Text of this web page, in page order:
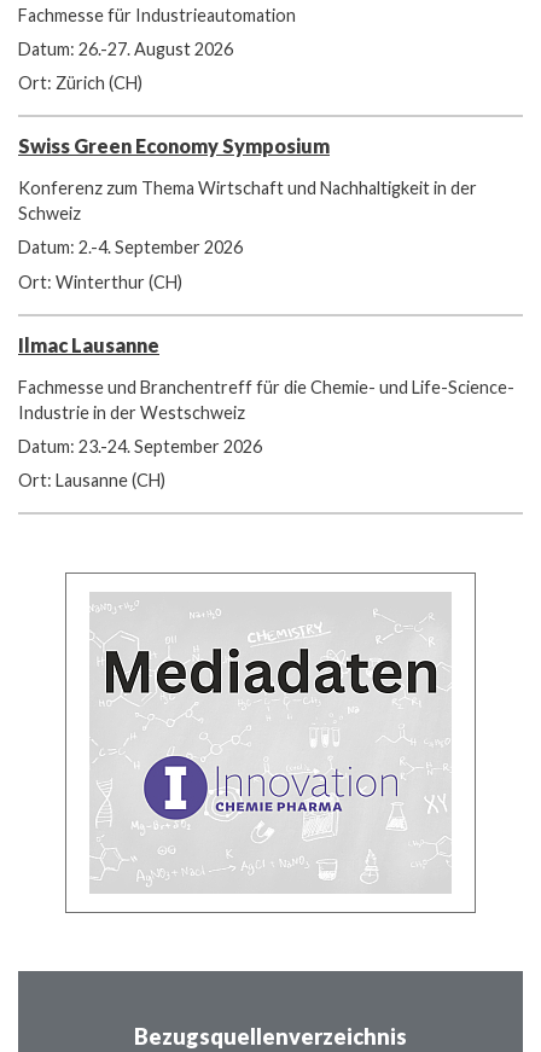
Fachmesse für Industrieautomation
Datum: 26.-27. August 2026
Ort: Zürich (CH)
Swiss Green Economy Symposium
Konferenz zum Thema Wirtschaft und Nachhaltigkeit in der
Schweiz
Datum: 2.-4. September 2026
Ort: Winterthur (CH)
Ilmac Lausanne
Fachmesse und Branchentreff für die Chemie- und Life-Science-
Industrie in der Westschweiz
Datum: 23.-24. September 2026
Ort: Lausanne (CH)
Bezugsquellenverzeichnis